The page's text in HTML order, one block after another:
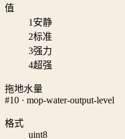
值
1 安静
2标准
3强力
4超强
拖地水量
#10 · mop-water-output-level
格式
uint8